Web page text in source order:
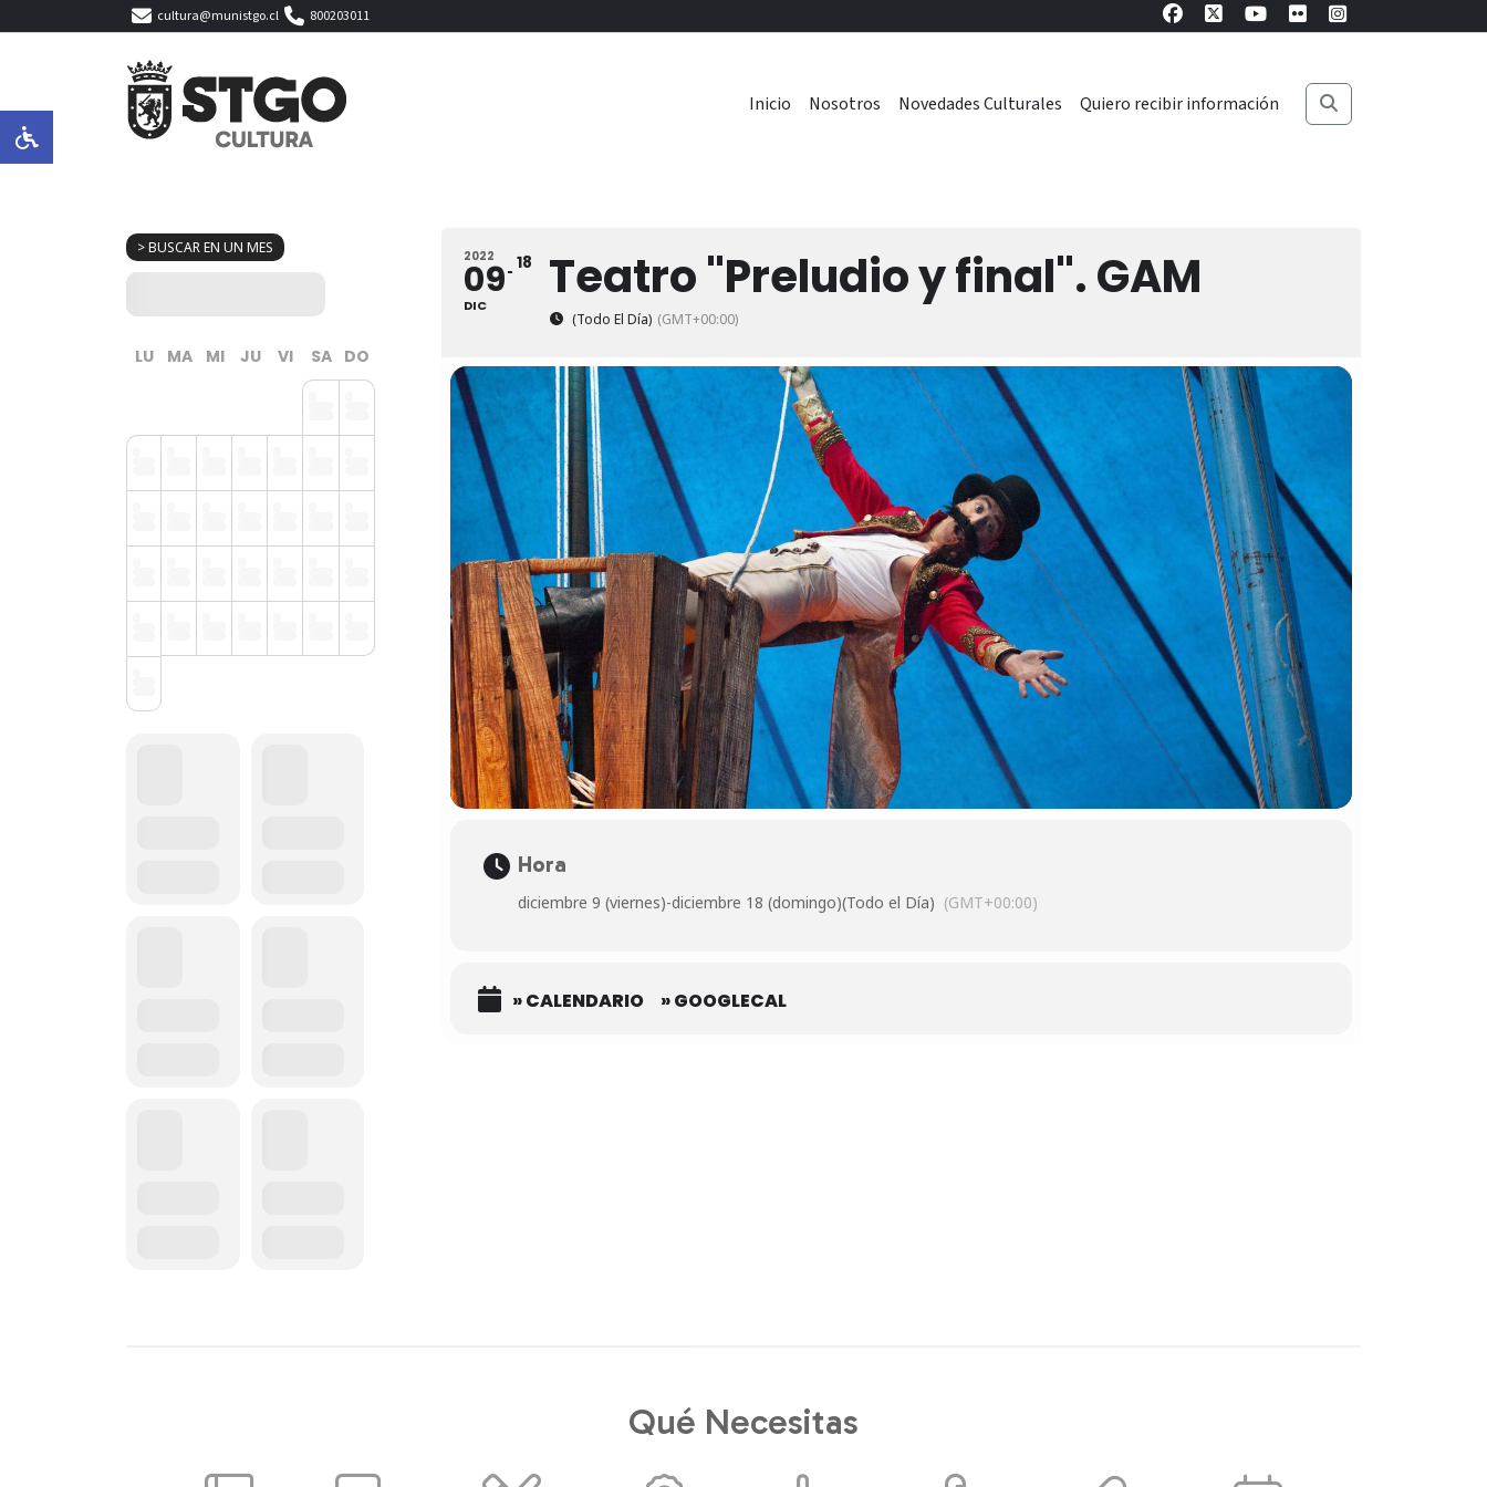
cultura@munistgo.cl 800203011
Inicio Nosotros Novedades Culturales Quiero recibir información
> BUSCAR EN UN MES
LU MA MI JU VI SA DO
2022
09
DIC
18 Teatro "Preludio y final". GAM
(Todo El Día) (GMT+00:00)
Hora
diciembre 9 (viernes)-diciembre 18 (domingo)(Todo el Día) (GMT+00:00)
» CALENDARIO » GOOGLECAL
Qué Necesitas